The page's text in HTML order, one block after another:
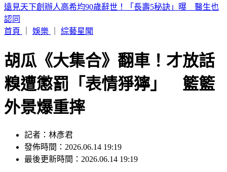
美股開盤／聯準會升息疑慮意外減緩！標普、那指「雙開高」
首頁
胡瓜《大集合》翻車！才放話
糗遭懲罰「表情猙獰」 籃籃
外景爆重摔
發佈時間：2026.06.14 19:19
最後更新時間：2026.06.14 19:19